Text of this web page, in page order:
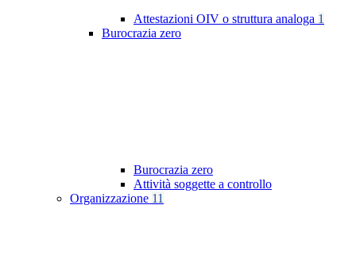
Attestazioni OIV o struttura analoga 1
Burocrazia zero
Burocrazia zero
Attività soggette a controllo
Organizzazione 11